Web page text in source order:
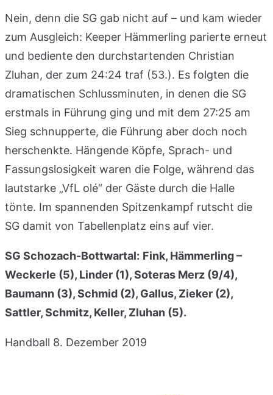
Nein, denn die SG gab nicht auf – und kam wieder
zum Ausgleich: Keeper Hämmerling parierte erneut
und bediente den durchstartenden Christian
Zluhan, der zum 24:24 traf (53.). Es folgten die
dramatischen Schlussminuten, in denen die SG
erstmals in Führung ging und mit dem 27:25 am
Sieg schnupperte, die Führung aber doch noch
herschenkte. Hängende Köpfe, Sprach- und
Fassungslosigkeit waren die Folge, während das
lautstarke „VfL olé“ der Gäste durch die Halle
tönte. Im spannenden Spitzenkampf rutscht die
SG damit von Tabellenplatz eins auf vier.
SG Schozach-Bottwartal: Fink, Hämmerling –
Weckerle (5), Linder (1), Soteras Merz (9/4),
Baumann (3), Schmid (2), Gallus, Zieker (2),
Sattler, Schmitz, Keller, Zluhan (5).
Handball 8. Dezember 2019